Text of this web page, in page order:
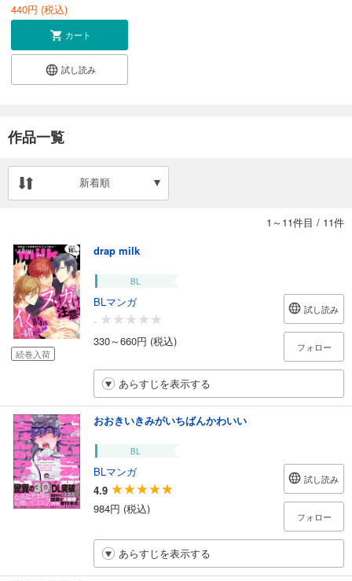
440円 (税込)
カート
試し読み
作品一覧
新着順
1～11件目 / 11件
続巻入荷
drap milk
BL
BLマンガ
-
330～660円 (税込)
試し読み
フォロー
あらすじを表示する
おおきいきみがいちばんかわいい
BL
BLマンガ
4.9
984円 (税込)
試し読み
フォロー
あらすじを表示する